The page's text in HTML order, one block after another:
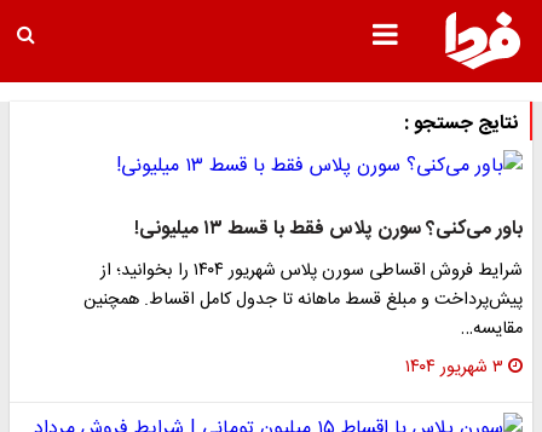
نتایج جستجو :
باور می‌کنی؟ سورن پلاس فقط با قسط ۱۳ میلیونی!
شرایط فروش اقساطی سورن پلاس شهریور ۱۴۰۴ را بخوانید؛ از
پیش‌پرداخت و مبلغ قسط ماهانه تا جدول کامل اقساط. همچنین
مقایسه…
۳ شهریور ۱۴۰۴